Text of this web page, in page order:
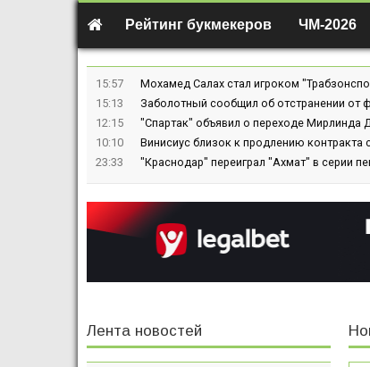
Рейтинг букмекеров ЧМ-2026
15:57
Мохамед Салах стал игроком
15:13
Заболотный сообщил об отстранении от
12:15
"Спартак" объявил о переходе Мирлинда
10:10
Винисиус близок к продлению контракта
23:33
"Краснодар" переиграл "Ахмат" в серии
Лента новостей